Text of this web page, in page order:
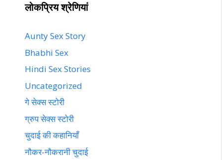
लोकप्रिय श्रेणियां
Aunty Sex Story
Bhabhi Sex
Hindi Sex Stories
Uncategorized
गे सेक्स स्टोरी
ग्रुप सेक्स स्टोरी
चुदाई की कहानियाँ
नौकर-नौकरानी चुदाई